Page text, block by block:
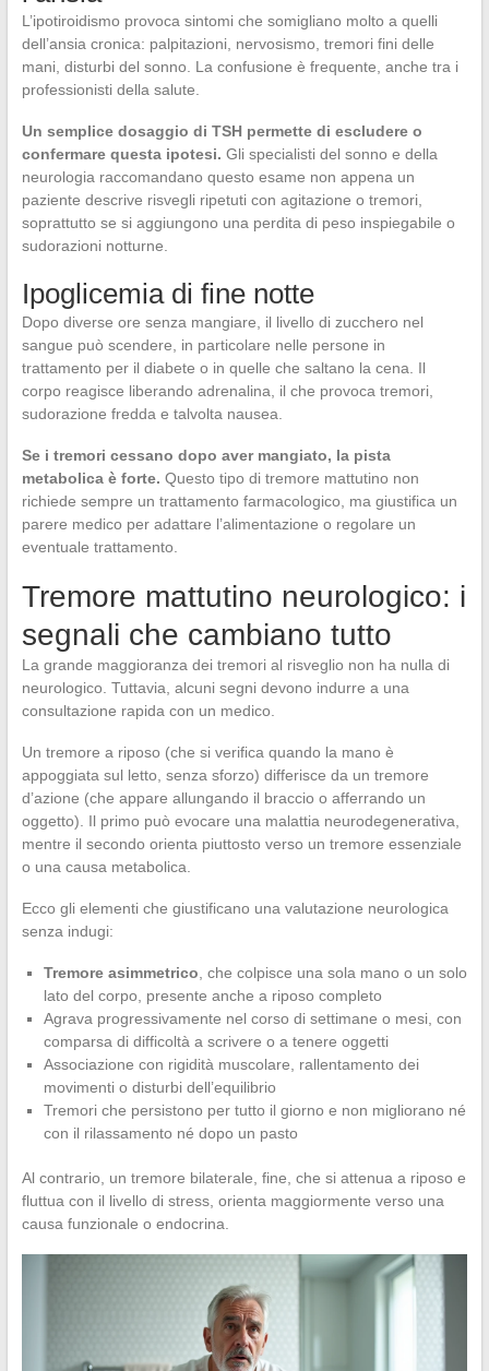
L’ipotiroidismo provoca sintomi che somigliano molto a quelli
dell’ansia cronica: palpitazioni, nervosismo, tremori fini delle
mani, disturbi del sonno. La confusione è frequente, anche tra i
professionisti della salute.
Un semplice dosaggio di TSH permette di escludere o
confermare questa ipotesi. Gli specialisti del sonno e della
neurologia raccomandano questo esame non appena un
paziente descrive risvegli ripetuti con agitazione o tremori,
soprattutto se si aggiungono una perdita di peso inspiegabile o
sudorazioni notturne.
Ipoglicemia di fine notte
Dopo diverse ore senza mangiare, il livello di zucchero nel
sangue può scendere, in particolare nelle persone in
trattamento per il diabete o in quelle che saltano la cena. Il
corpo reagisce liberando adrenalina, il che provoca tremori,
sudorazione fredda e talvolta nausea.
Se i tremori cessano dopo aver mangiato, la pista
metabolica è forte. Questo tipo di tremore mattutino non
richiede sempre un trattamento farmacologico, ma giustifica un
parere medico per adattare l’alimentazione o regolare un
eventuale trattamento.
Tremore mattutino neurologico: i
segnali che cambiano tutto
La grande maggioranza dei tremori al risveglio non ha nulla di
neurologico. Tuttavia, alcuni segni devono indurre a una
consultazione rapida con un medico.
Un tremore a riposo (che si verifica quando la mano è
appoggiata sul letto, senza sforzo) differisce da un tremore
d’azione (che appare allungando il braccio o afferrando un
oggetto). Il primo può evocare una malattia neurodegenerativa,
mentre il secondo orienta piuttosto verso un tremore essenziale
o una causa metabolica.
Ecco gli elementi che giustificano una valutazione neurologica
senza indugi:
Tremore asimmetrico , che colpisce una sola mano o un solo
lato del corpo, presente anche a riposo completo
Agrava progressivamente nel corso di settimane o mesi, con
comparsa di difficoltà a scrivere o a tenere oggetti
Associazione con rigidità muscolare, rallentamento dei
movimenti o disturbi dell’equilibrio
Tremori che persistono per tutto il giorno e non migliorano né
con il rilassamento né dopo un pasto
Al contrario, un tremore bilaterale, fine, che si attenua a riposo e
fluttua con il livello di stress, orienta maggiormente verso una
causa funzionale o endocrina.